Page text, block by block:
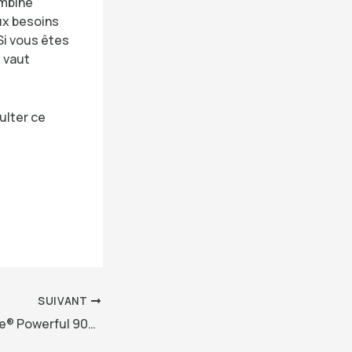
besoins
vous êtes
vaut
ce
SUIVANT
Avis sur le TecTake® Powerful 900W Bagless Vacuum Cleaner